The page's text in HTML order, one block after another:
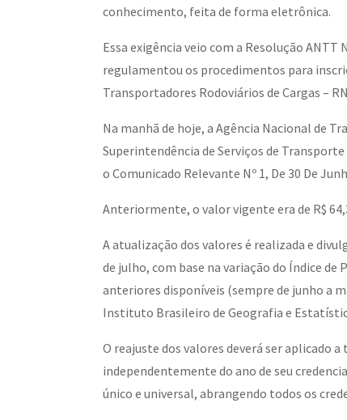
conhecimento, feita de forma eletrônica.
Essa exigência veio com a Resolução ANTT
regulamentou os procedimentos para
Transportadores Rodoviários de Cargas –
Na manhã de hoje, a Agência Nacional de
Superintendência de Serviços de
o Comunicado Relevante Nº 1, De 30 De
Anteriormente, o valor vigente era de R$
A atualização dos valores é realizada e
de julho, com base na variação do Índice de
anteriores disponíveis (sempre de junho a
Instituto Brasileiro de Geografia e
O reajuste dos valores deverá ser aplicado
independentemente do ano de seu
único e universal, abrangendo todos os